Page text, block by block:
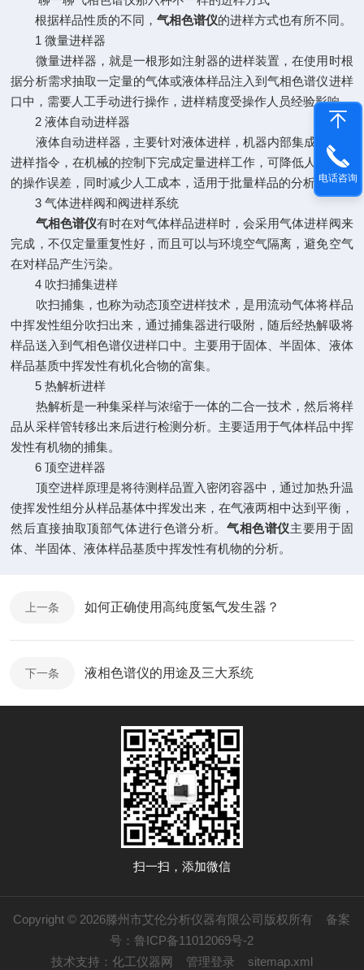
根据样品性质的不同，气相色谱仪的进样方式也有所不同。
1 微量进样器
微量进样器，就是一根形如注射器的进样装置，在使用时根
据分析需求抽取一定量的气体或液体样品注入到气相色谱仪进样
口中，需要人工手动进行操作，进样精度受操作人员经验影响。
2 液体自动进样器
液体自动进样器，主要针对液体进样，机器内部集成有各种
进样指令，在机械的控制下完成定量进样工作，可降低人工进样
的操作误差，同时减少人工成本，适用于批量样品的分析工作。
3 气体进样阀和阀进样系统
气相色谱仪有时在对气体样品进样时，会采用气体进样阀来
完成，不仅定量重复性好，而且可以与环境空气隔离，避免空气
在对样品产生污染。
4 吹扫捕集进样
吹扫捕集，也称为动态顶空进样技术，是用流动气体将样品
中挥发性组分吹扫出来，通过捕集器进行吸附，随后经热解吸将
样品送入到气相色谱仪进样口中。主要用于固体、半固体、液体
样品基质中挥发性有机化合物的富集。
5 热解析进样
热解析是一种集采样与浓缩于一体的二合一技术，然后将样
品从采样管转移出来后进行检测分析。主要适用于气体样品中挥
发性有机物的捕集。
6 顶空进样器
顶空进样原理是将待测样品置入密闭容器中，通过加热升温
使挥发性组分从样品基体中挥发出来，在气液两相中达到平衡，
然后直接抽取顶部气体进行色谱分析。 气相色谱仪主要用于固
体、半固体、液体样品基质中挥发性有机物的分析。
上一条 如何正确使用高纯度氢气发生器？
下一条 液相色谱仪的用途及三大系统
扫一扫，添加微信
Copyright © 2026滕州市艾伦分析仪器有限公司版权所有 备案
号：鲁ICP备11012069号-2
技术支持： 化工仪器网 管理登录 sitemap.xml
电话咨询